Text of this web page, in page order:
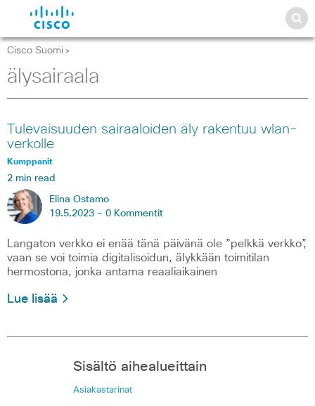
Cisco Suomi >
älysairaala
Tulevaisuuden sairaaloiden äly rakentuu wlan-
verkolle
Kumppanit
2 min read
Elina Ostamo
19.5.2023 - 0 Kommentit
Langaton verkko ei enää tänä päivänä ole ”pelkkä verkko”,
vaan se voi toimia digitalisoidun, älykkään toimitilan
hermostona, jonka antama reaaliaikainen
Lue lisää
Sisältö aihealueittain
Asiakastarinat